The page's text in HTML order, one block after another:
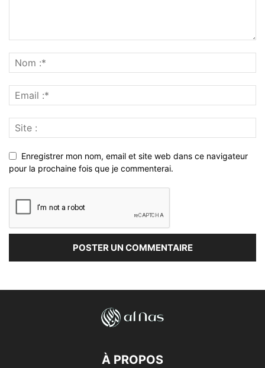
Enregistrer mon nom, email et site web dans ce navigateur
pour la prochaine fois que je commenterai.
À PROPOS